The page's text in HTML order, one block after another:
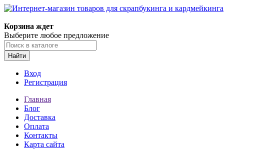
Корзина ждет
Выберите любое предложение
Найти
Вход
Регистрация
Главная
Блог
Доставка
Оплата
Контакты
Карта сайта